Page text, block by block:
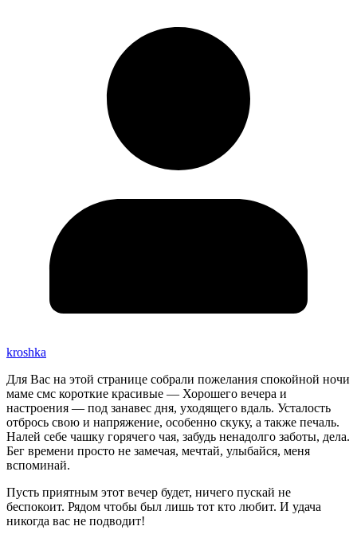
kroshka
Для Вас на этой странице собрали пожелания спокойной ночи
маме смс короткие красивые — Хорошего вечера и
настроения — под занавес дня, уходящего вдаль. Усталость
отбрось свою и напряжение, особенно скуку, а также печаль.
Налей себе чашку горячего чая, забудь ненадолго заботы, дела.
Бег времени просто не замечая, мечтай, улыбайся, меня
вспоминай.
Пусть приятным этот вечер будет, ничего пускай не
беспокоит. Рядом чтобы был лишь тот кто любит. И удача
никогда вас не подводит!